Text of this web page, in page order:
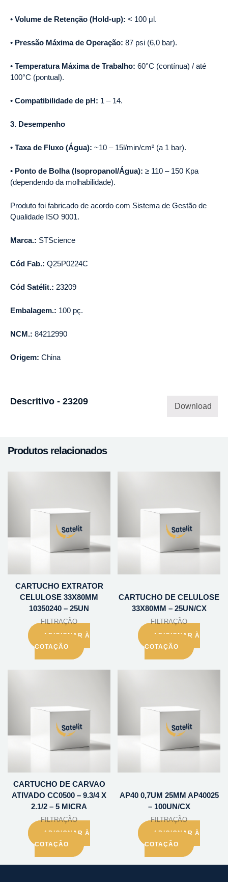
• Volume de Retenção (Hold-up): < 100 μl.
• Pressão Máxima de Operação: 87 psi (6,0 bar).
• Temperatura Máxima de Trabalho: 60°C (contínua) / até
100°C (pontual).
• Compatibilidade de pH: 1 – 14.
3. Desempenho
• Taxa de Fluxo (Água): ~10 – 15l/min/cm² (a 1 bar).
• Ponto de Bolha (Isopropanol/Água): ≥ 110 – 150 Kpa
(dependendo da molhabilidade).
Produto foi fabricado de acordo com Sistema de Gestão de
Qualidade ISO 9001.
Marca.: STScience
Cód Fab.: Q25P0224C
Cód Satélit.: 23209
Embalagem.: 100 pç.
NCM.: 84212990
Origem: China
Descritivo - 23209 Download
Produtos relacionados
CARTUCHO EXTRATOR
CELULOSE 33X80MM
10350240 – 25UN
FILTRAÇÃO
ADICIONAR À
COTAÇÃO
CARTUCHO DE CELULOSE
33X80MM – 25UN/CX
FILTRAÇÃO
ADICIONAR À
COTAÇÃO
CARTUCHO DE CARVAO
ATIVADO CC0500 – 9.3/4 X
2.1/2 – 5 MICRA
FILTRAÇÃO
ADICIONAR À
COTAÇÃO
AP40 0,7UM 25MM AP40025
– 100UN/CX
FILTRAÇÃO
ADICIONAR À
COTAÇÃO